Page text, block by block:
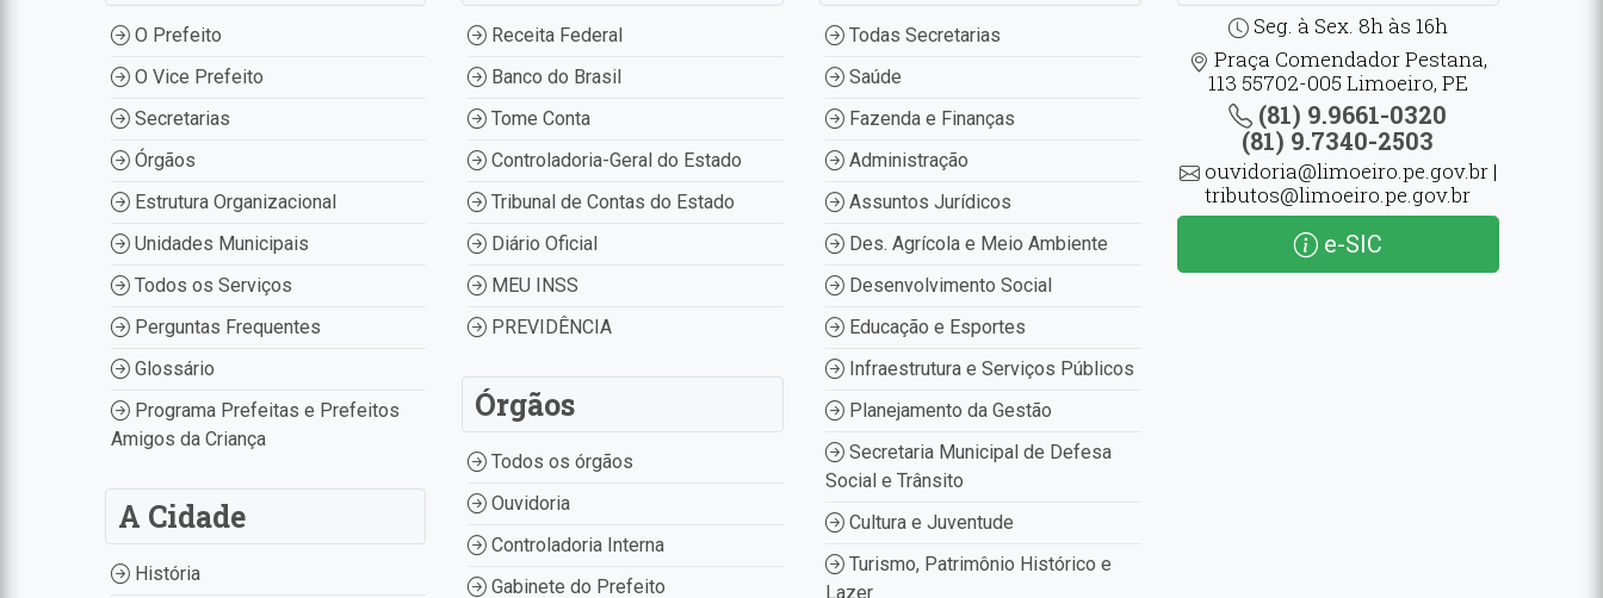
O Prefeito
O Vice Prefeito
Secretarias
Órgãos
Estrutura Organizacional
Unidades Municipais
Todos os Serviços
Perguntas Frequentes
Glossário
Programa Prefeitas e Prefeitos
Amigos da Criança
A Cidade
História
Receita Federal
Banco do Brasil
Tome Conta
Controladoria-Geral do Estado
Tribunal de Contas do Estado
Diário Oficial
MEU INSS
PREVIDÊNCIA
Órgãos
Todos os órgãos
Ouvidoria
Controladoria Interna
Gabinete do Prefeito
Todas Secretarias
Saúde
Fazenda e Finanças
Administração
Assuntos Jurídicos
Des. Agrícola e Meio Ambiente
Desenvolvimento Social
Educação e Esportes
Infraestrutura e Serviços Públicos
Planejamento da Gestão
Secretaria Municipal de Defesa
Social e Trânsito
Cultura e Juventude
Turismo, Patrimônio Histórico e
Lazer
Seg. à Sex. 8h às 16h
Praça Comendador Pestana,
113 55702-005 Limoeiro, PE
(81) 9.9661-0320
(81) 9.7340-2503
ouvidoria@limoeiro.pe.gov.br |
tributos@limoeiro.pe.gov.br
e-SIC